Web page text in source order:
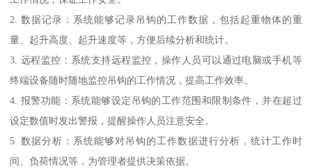
2. 数据记录：系统能够记录吊钩的工作数据，包括起重物体的重
量、起升高度、起升速度等，方便后续分析和统计。
3. 远程监控：系统支持远程监控，操作人员可以通过电脑或手机等
终端设备随时随地监控吊钩的工作情况，提高工作效率。
4. 报警功能：系统能够设定吊钩的工作范围和限制条件，并在超过
设定数值时发出警报，提醒操作人员注意安全。
5. 数据分析：系统能够对吊钩的工作数据进行分析，统计工作时
间、负荷情况等，为管理者提供决策依据。